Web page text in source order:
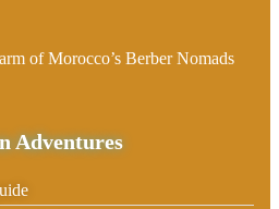
of Morocco’s Berber Nomads
Adventures